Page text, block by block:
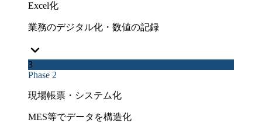
Excel化
業務のデジタル化・数値の記録
3
Phase 2
現場帳票・システム化
MES等でデータを構造化